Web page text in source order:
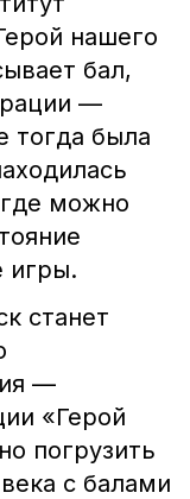
нашего
бал,
—
тогда была
можно
игры.
станет
—
«Герой
погрузить
с балами